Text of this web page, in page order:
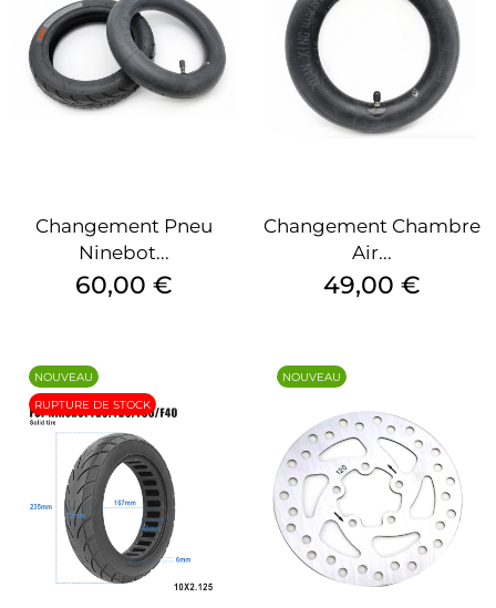
Changement Pneu
Ninebot...
Prix
60,00 €
Changement Chambre
Air...
Prix
49,00 €
NOUVEAU
RUPTURE DE STOCK
NOUVEAU